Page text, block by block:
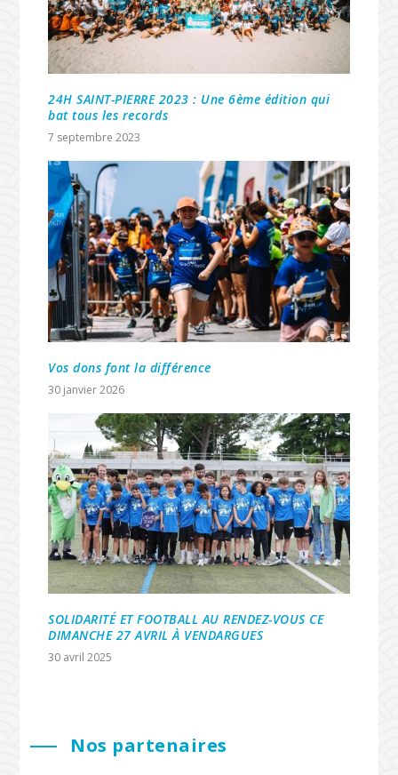
24H SAINT-PIERRE 2023 : Une 6ème édition qui
bat tous les records
7 septembre 2023
Vos dons font la différence
30 janvier 2026
SOLIDARITÉ ET FOOTBALL AU RENDEZ-VOUS CE
DIMANCHE 27 AVRIL À VENDARGUES
30 avril 2025
Nos partenaires